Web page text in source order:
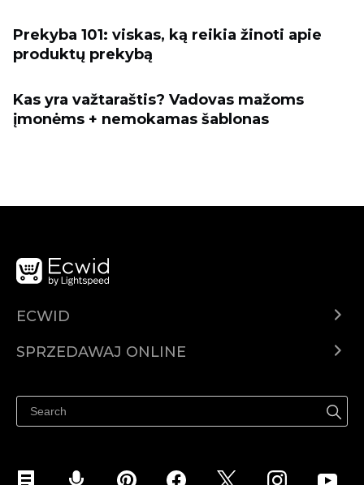
Prekyba 101: viskas, ką reikia žinoti apie
produktų prekybą
Kas yra važtaraštis? Vadovas mažoms
įmonėms + nemokamas šablonas
ECWID
Cena
SPRZEDAWAJ ONLINE
Sprzedawaj na Facebooku
Sprzedawaj na Instagramie